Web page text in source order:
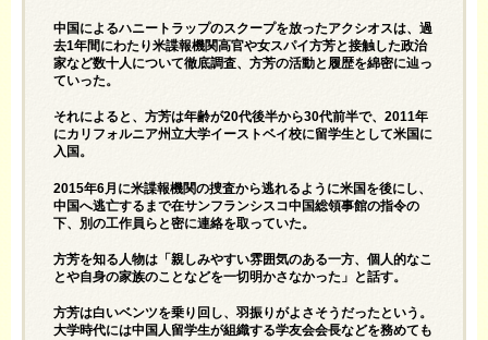
中国によるハニートラップのスクープを放ったアクシオスは、過
去1年間にわたり米諜報機関高官や女スパイ方芳と接触した政治
家など数十人について徹底調査、方芳の活動と履歴を綿密に辿っ
ていった。
それによると、方芳は年齢が20代後半から30代前半で、2011年
にカリフォルニア州立大学イーストベイ校に留学生として米国に
入国。
2015年6月に米諜報機関の捜査から逃れるように米国を後にし、
中国へ逃亡するまで在サンフランシスコ中国総領事館の指令の
下、別の工作員らと密に連絡を取っていた。
方芳を知る人物は「親しみやすい雰囲気のある一方、個人的なこ
とや自身の家族のことなどを一切明かさなかった」と話す。
方芳は白いベンツを乗り回し、羽振りがよさそうだったという。
大学時代には中国人留学生が組織する学友会会長などを務めても